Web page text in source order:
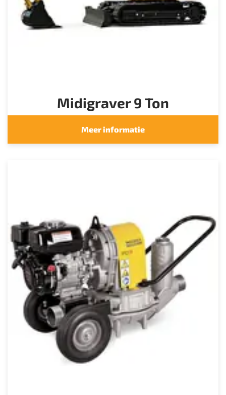
Midigraver 9 Ton
Meer informatie